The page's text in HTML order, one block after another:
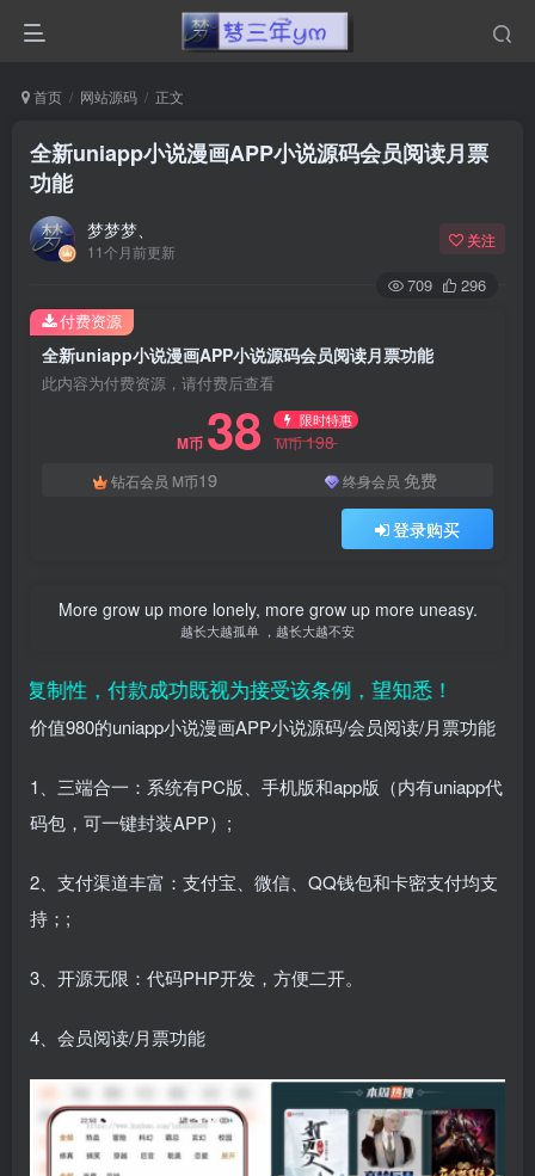
首页 网站源码 正文
全新uniapp小说漫画APP小说源码会员阅读月票
功能
梦梦梦、
11个月前更新
关注
709 296
全新uniapp小说漫画APP小说源码会员阅读月票功能
此内容为付费资源，请付费后查看
M币 38 限时特惠
M币198
钻石会员 M币19 终身会员 免费
登录购买
付费资源
More grow up more lonely, more grow up more uneasy.
越长大越孤单 ，越长大越不安
性，付款成功既视为接受该条例，望知悉！
价值980的uniapp小说漫画APP小说源码/会员阅读/月票功能
1、三端合一：系统有PC版、手机版和app版（内有uniapp代
码包，可一键封装APP）;
2、支付渠道丰富：支付宝、微信、QQ钱包和卡密支付均支
持；;
3、开源无限：代码PHP开发，方便二开。
4、会员阅读/月票功能